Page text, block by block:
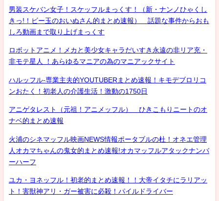
男装スケバン女子！スケッフルまっくす！（新・ナンノひゃくし
きっ!！ビー玉のおいぬさん的まとめ速報） 話題な事件からおも
しろ動画まで取り上げまっくす
ロボットアニメ！メカと美少女キャラだいすき永遠の非リア充・
非モテ星人 ！あらゆるマニアの為のマニアックサイト
ハルッフル-専業主夫的YOUTUBERまとめ速報！キモデブロリコ
ンおたく！初老人の介護生活！激動の1750日
アニゲタレスト（元祖！アニメッフル） ひきこもりニートのオ
ナベ的まとめ速報
火浦のシネマッフル映画NEWS情報ポータブルの杜！オネエ管理
人オカマちゃんの鬼女的まとめ速報!オカマッフルアタックナンバ
ーハーフ
ユカ・ヨネッフル！初老的まとめ速報！！大帝イタチにラリアッ
ト！害獣神アリ・ガー被害に必殺！パイルドライバー